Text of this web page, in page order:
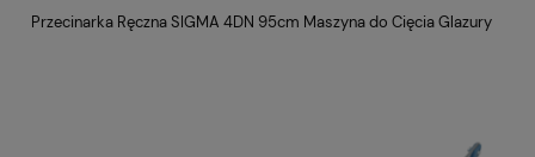
Przecinarka Ręczna SIGMA 4DN 95cm Maszyna do Cięcia Glazury